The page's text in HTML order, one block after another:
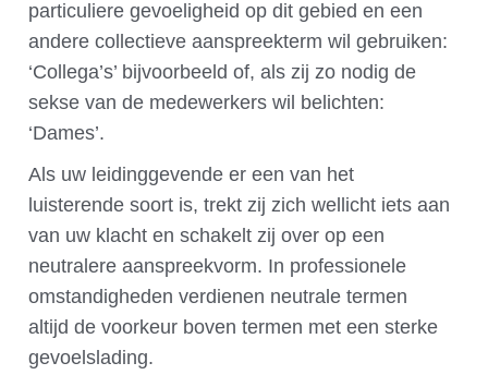
particuliere gevoeligheid op dit gebied en een
andere collectieve aanspreekterm wil gebruiken:
‘Collega’s’ bijvoorbeeld of, als zij zo nodig de
sekse van de medewerkers wil belichten:
‘Dames’.
Als uw leidinggevende er een van het
luisterende soort is, trekt zij zich wellicht iets aan
van uw klacht en schakelt zij over op een
neutralere aanspreekvorm. In professionele
omstandigheden verdienen neutrale termen
altijd de voorkeur boven termen met een sterke
gevoelslading.